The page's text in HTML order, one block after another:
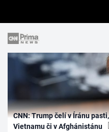
CNN: Trump čelí v Íránu
Vietnamu či v Afghánistánu